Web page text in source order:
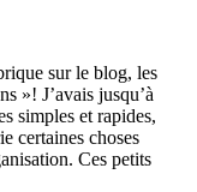
sur le blog, les
»! J’avais jusqu’à
simples et rapides,
certaines choses
Ces petits